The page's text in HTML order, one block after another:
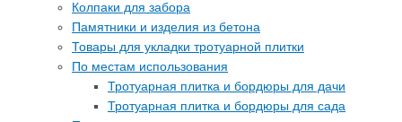
Колпаки для забора
Памятники и изделия из бетона
Товары для укладки тротуарной плитки
По местам использования
Тротуарная плитка и бордюры для дачи
Тротуарная плитка и бордюры для сада